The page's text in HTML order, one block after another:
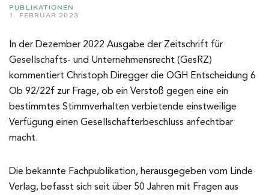
PUBLIKATIONEN
1. FEBRUAR 2023
In der Dezember 2022 Ausgabe der Zeitschrift für
Gesellschafts- und Unternehmensrecht (GesRZ)
kommentiert Christoph Diregger die OGH Entscheidung 6
Ob 92/22f zur Frage, ob ein Verstoß gegen eine ein
bestimmtes Stimmverhalten verbietende einstweilige
Verfügung einen Gesellschafterbeschluss anfechtbar
macht.
Die bekannte Fachpublikation, herausgegeben vom Linde
Verlag, befasst sich seit über 50 Jahren mit Fragen aus